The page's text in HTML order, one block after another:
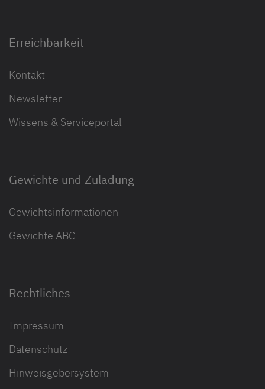
Erreichbarkeit
Kontakt
Newsletter
Wissens & Serviceportal
Gewichte und Zuladung
Gewichtsinformationen
Gewichte ABC
Rechtliches
Impressum
Datenschutz
Hinweisgebersystem